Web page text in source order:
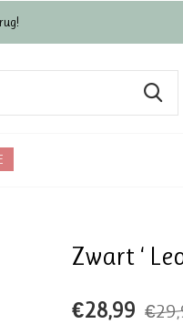
Zwart ‘
€28,99